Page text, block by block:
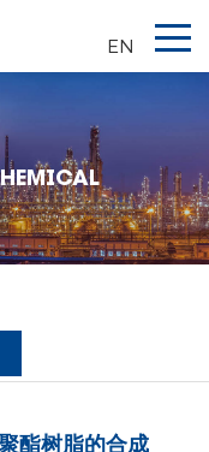
EN
酯树脂的合成